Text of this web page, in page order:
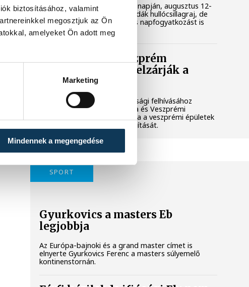
biztosításához, valamint
megosztjuk az Ön
amelyeket Ön adott meg
Marketing
Mindennek a megengedése
Az év legsűrűbb csillagászati napján, augusztus 12-
én éjjel tetőzik majd a Perseidák hullócsillagraj, de
ugyanezen a napon részleges napfogyatkozást is
meg lehet majd figyelni.
Lekapcsolják Veszprém
díszkivilágítását, elzárják a
szökőkutakat
A kormány energiatakarékossági felhívásához
csatlakozva Veszprém városa és Veszprémi
Főegyházmegye is lekapcsolta a veszprémi épületek
és nevezetességek díszkivilágítását.
SPORT
Gyurkovics a masters Eb
legjobbja
Az Európa-bajnoki és a grand master címet is
elnyerte Gyurkovics Ferenc a masters súlyemelő
kontinenstornán.